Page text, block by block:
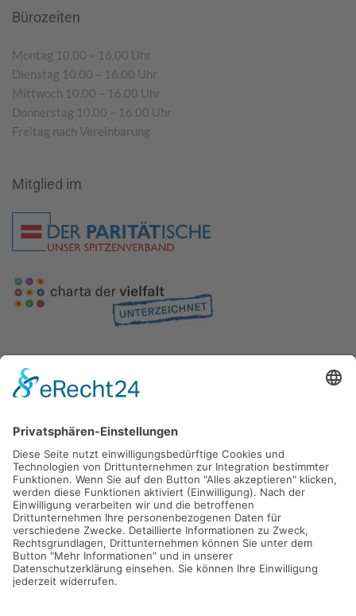
Bürozeiten
Montag 10.00 – 16.00 Uhr
Dienstag 10.00 – 16.00 Uhr
Mittwoch 10.00 – 16.00 Uhr
Donnerstag 10.00 – 16.00 Uhr
Freitag nach Vereinbarung
Mitglied im
Gefördert durch die
Freie und Hansestadt Hamburg